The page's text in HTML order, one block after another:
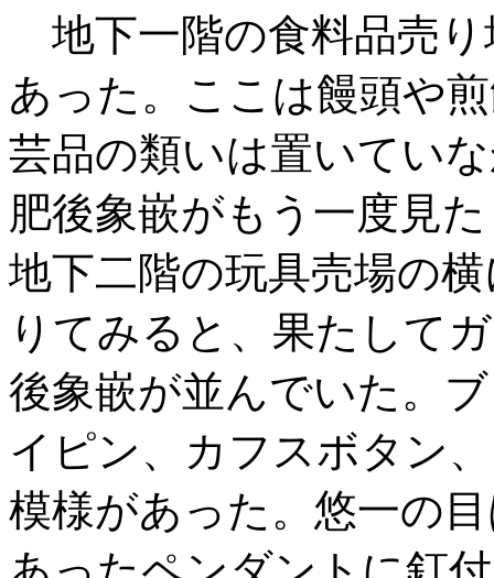
地下一階の食料品売
あった。ここは饅頭や
芸品の類いは置いてい
肥後象嵌がもう一度見
地下二階の玩具売場の
りてみると、果たして
後象嵌が並んでいた。
イピン、カフスボタン
模様があった。悠一の